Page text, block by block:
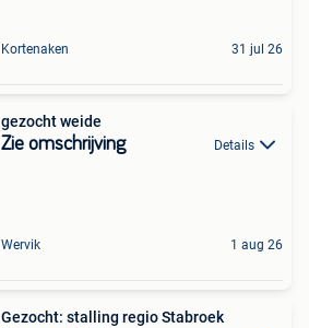
Kortenaken 31 jul 26
gezocht weide
Zie omschrijving Details
Wervik 1 aug 26
Gezocht: stalling regio Stabroek